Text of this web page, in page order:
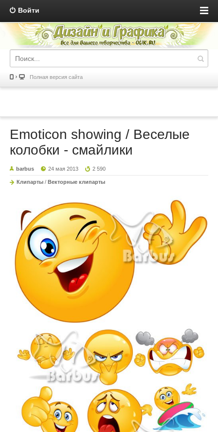
Войти
Полная версия сайта
Emoticon showing / Веселые
колобки - смайлики
barbus 24 мая 2013 2 590
Клипарты / Векторные клипарты